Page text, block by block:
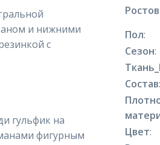
и нижними
с
гульфик на
фигурным
Пол:
Сезон:
Состав:
Цвет: